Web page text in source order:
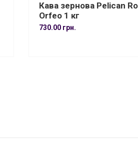
Кава зернова Pelican
Orfeo 1 кг
730.00 грн.